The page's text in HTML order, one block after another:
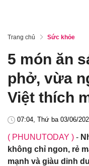
Trang chủ Sức khỏe
5 món ăn
phở, vừa
Việt thích
07:04, Thứ ba 03/06/
( PHUNUTODAY ) -
không chỉ ngon, rẻ
mạnh và giàu dinh